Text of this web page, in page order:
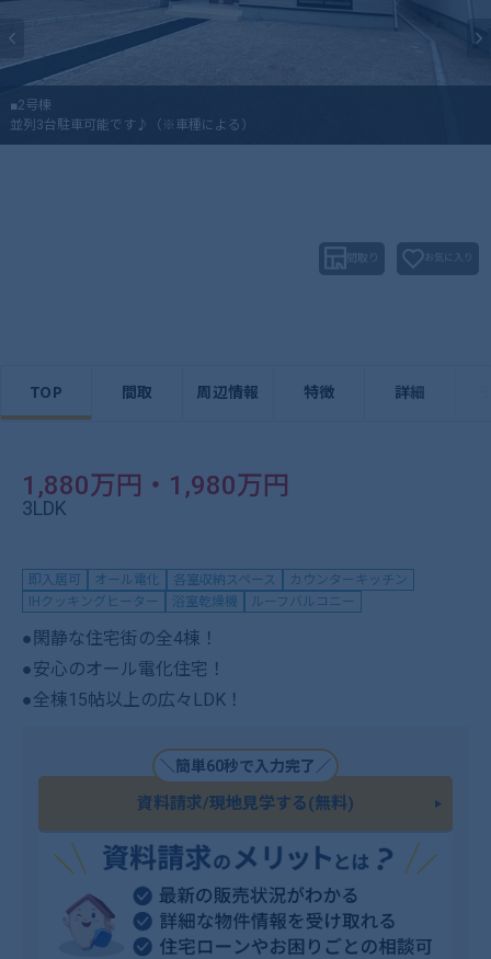
■2号棟
並列3台駐車可能です♪（※車種による）
間取り お気に入り
TOP 間取 周辺情報 特徴 詳細
1,880万円・1,980万円
3LDK
即入居可 オール電化 各室収納スペース
カウンターキッチン
IHクッキングヒーター
浴室乾燥機 ルーフバルコニー
●閑静な住宅街の全4棟！
●安心のオール電化住宅！
●全棟15帖以上の広々LDK！
＼簡単60秒で入力完了／
資料請求/現地見学する(無料)